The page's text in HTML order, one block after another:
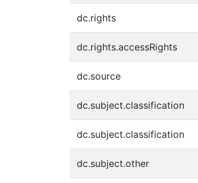
dc.rights
dc.rights.accessRights
dc.source
dc.subject.classification
dc.subject.classification
dc.subject.other